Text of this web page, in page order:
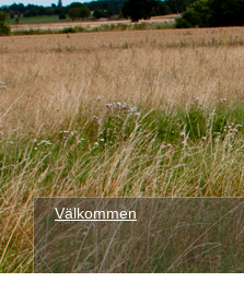
Välkommen